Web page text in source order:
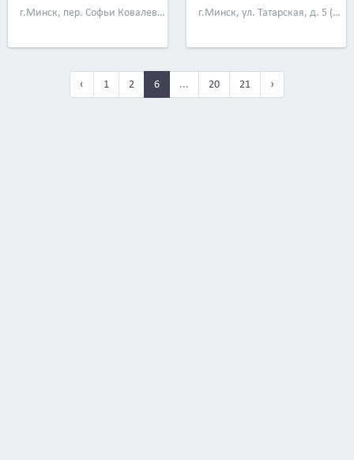
г.Минск, пер. Софьи Ковалевской, д. 52 г.Минск, ул. Татарская, д. 5 (возле ЖК «Чайковский»)
‹ 1 2 6 ... 20 21 ›